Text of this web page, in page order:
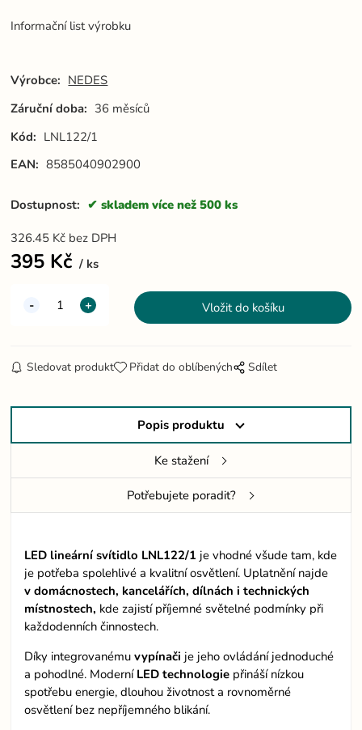
Informační list výrobku
Výrobce: NEDES
Záruční doba: 36 měsíců
Kód: LNL122/1
EAN: 8585040902900
Dostupnost: skladem více než 500 ks
326.45 Kč bez DPH
395 Kč ks
Sledovat produkt Přidat do oblíbených Sdílet
Popis produktu
Ke stažení
Potřebujete poradit?
LED lineární svítidlo LNL122/1 je vhodné všude tam, kde
je potřeba spolehlivé a kvalitní osvětlení. Uplatnění najde
v domácnostech, kancelářích, dílnách i technických
místnostech, kde zajistí příjemné světelné podmínky při
každodenních činnostech.
Díky integrovanémuvypínači je jeho ovládání jednoduché
a pohodlné. Moderní LED technologie přináší nízkou
spotřebu energie, dlouhou životnost a rovnoměrné
osvětlení bez nepříjemného blikání.